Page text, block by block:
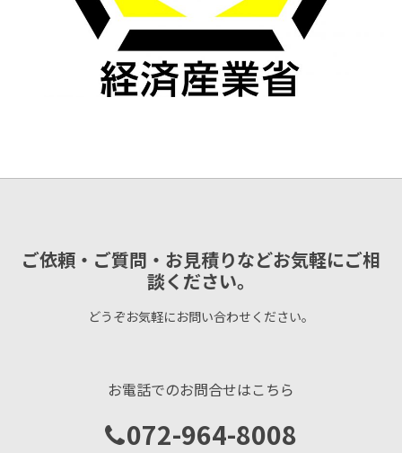
ご依頼・ご質問・お見積りなどお気軽にご相
談ください。
どうぞお気軽にお問い合わせください。
お電話でのお問合せはこちら
072-964-8008